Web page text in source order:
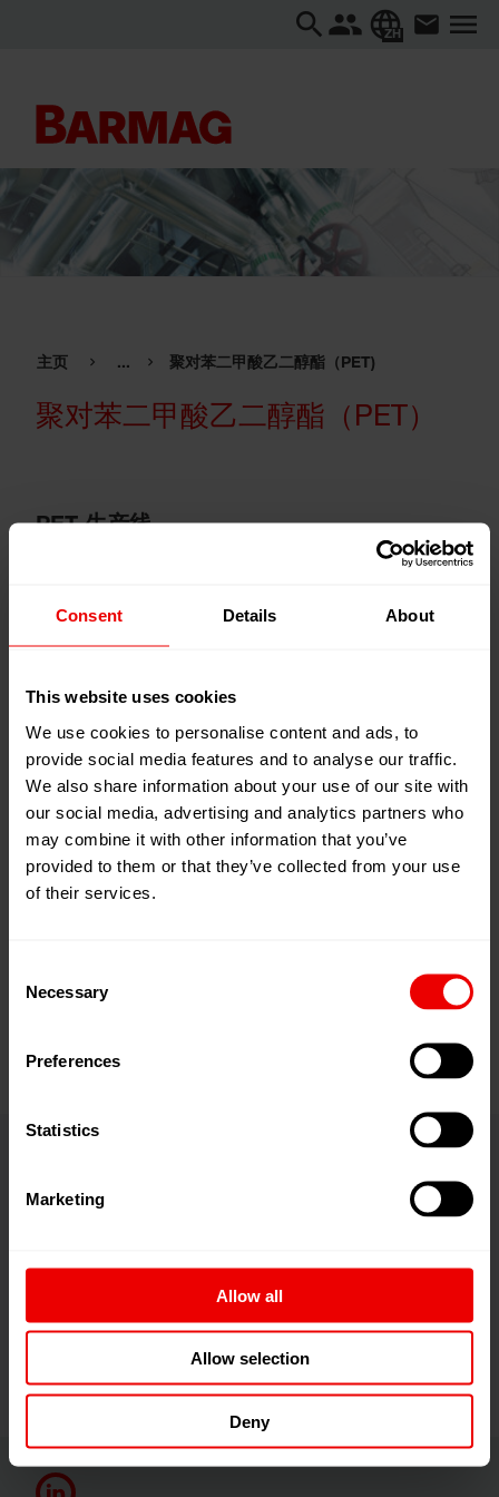
Consent Details About
This website uses cookies
We use cookies to personalise content and ads, to
provide social media features and to analyse our traffic.
We also share information about your use of our site with
our social media, advertising and analytics partners who
may combine it with other information that you’ve
provided to them or that they’ve collected from your use
of their services.
Selection
Necessary
Preferences
Statistics
Marketing
Allow all
Allow selection
Deny
ZH
主页 ... 聚对苯二甲酸乙二醇酯（PET)
聚对苯二甲酸乙二醇酯（PET）
PET 生产线
小产能为30吨/天，最大产能为1800吨/天，生产工艺有
成功推出适合差别化聚酯生产的连续聚酯装置，并做到
了熔体直纺，极大地提高了差别化聚酯的产品质量，降
低了生产成本。目前已有多家在成功运行，适用于
CDP、ECDP、低熔点、阻燃、水（碱）溶性、高收缩
等品种的生产。
BHE从事半连续聚酯装置研究多年，该技术一直处于领
有率达70%以上，主要应用于附加值高的差别化品种。
间歇缩聚技术